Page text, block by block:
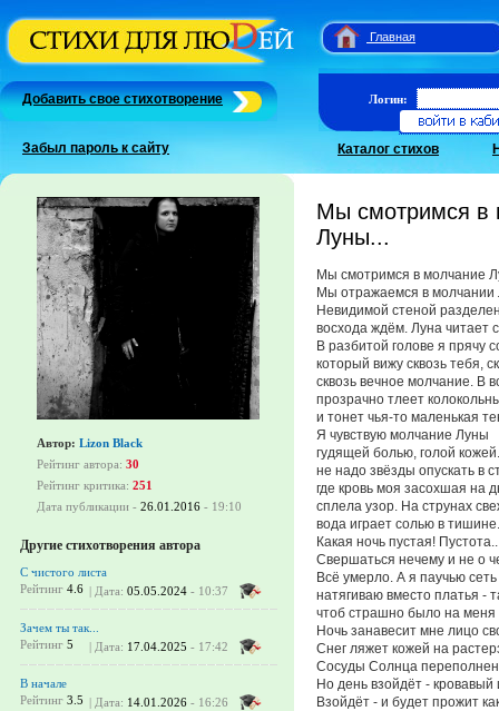
Главная
Добавить свое стихотворение
Забыл пароль к сайту
Логин:
Каталог стихов
Автор: Lizon Black
Рейтинг автора: 30
Рейтинг критика: 251
Дата публикации - 26.01.2016 - 19:10
Другие стихотворения автора
С чистого листа
Рейтинг 4.6 | Дата: 05.05.2024 - 10:37
Зачем ты так...
Рейтинг 5 | Дата: 17.04.2025 - 17:42
В начале
Рейтинг 3.5 | Дата: 14.01.2026 - 16:26
Мы смотримся в
Луны...
Мы смотримся в молчание
Мы отражаемся в молчании
Невидимой стеной
восхода ждём. Луна читает
В разбитой голове я прячу
который вижу сквозь тебя,
сквозь вечное молчание. В
прозрачно тлеет
и тонет чья-то маленькая
Я чувствую молчание Луны
гудящей болью, голой
не надо звёзды опускать в
где кровь моя засохшая на
сплела узор. На струнах
вода играет солью в
Какая ночь пустая!
Свершаться нечему и не о
Всё умерло. А я паучью сеть
натягиваю вместо платья -
чтоб страшно было на меня
Ночь занавесит мне лицо
Снег ляжет кожей на
Сосуды Солнца
Но день взойдёт - кровавый
Взойдёт - и будет прожит